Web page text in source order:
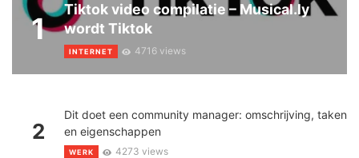
1
Tiktok video compilatie – Musical.ly
wordt Tiktok
INTERNET 4716 views
2
Dit doet een community manager: omschrijving, taken
en eigenschappen
WERK 4273 views